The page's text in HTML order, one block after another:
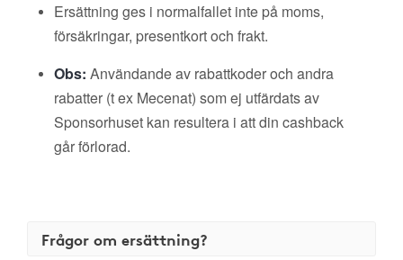
Ersättning ges i normalfallet inte på moms,
försäkringar, presentkort och frakt.
Obs: Användande av rabattkoder och andra
rabatter (t ex Mecenat) som ej utfärdats av
Sponsorhuset kan resultera i att din cashback
går förlorad.
Frågor om ersättning?